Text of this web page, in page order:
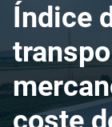
Índice